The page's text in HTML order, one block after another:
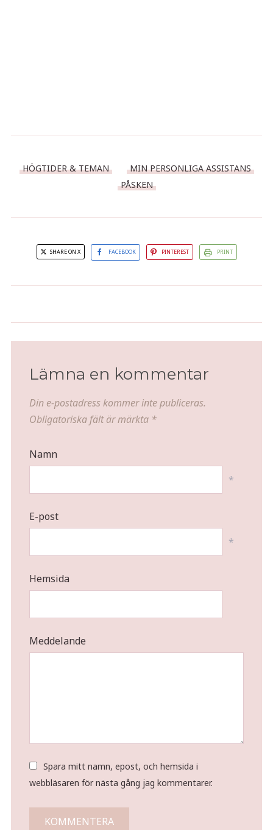
HÖGTIDER & TEMAN
MIN PERSONLIGA ASSISTANS
PÅSKEN
SHARE ON X FACEBOOK PINTEREST PRINT
och löjrom
Lämna en kommentar
Din e-postadress kommer inte publiceras.
Obligatoriska fält är märkta *
Namn
*
E-post
*
Hemsida
Meddelande
Spara mitt namn, epost, och hemsida i
webbläsaren för nästa gång jag kommentarer.